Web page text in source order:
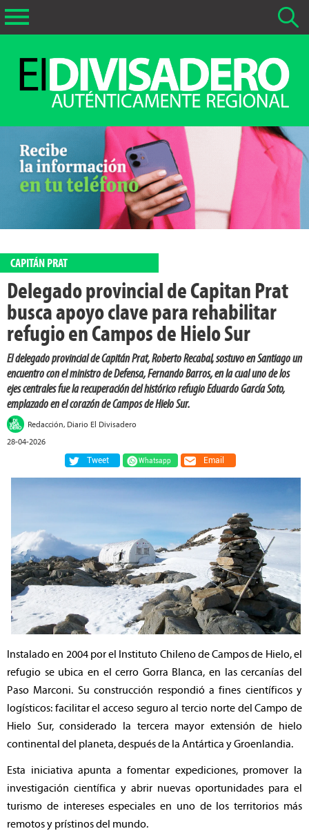
La fecha más antigua por defecto que se buscará es 01-02-
Buscar notas anteriores a 01-02-2026
CAPITÁN PRAT
Delegado provincial de Capitan Prat
busca apoyo clave para rehabilitar
refugio en Campos de Hielo Sur
El delegado provincial de Capitán Prat, Roberto Recabal, sostuvo en Santiago un
encuentro con el ministro de Defensa, Fernando Barros, en la cual uno de los
ejes centrales fue la recuperación del histórico refugio Eduardo García Soto,
emplazado en el corazón de Campos de Hielo Sur.
Redacción, Diario El Divisadero
28-04-2026
Tweet
Whatsapp Email
Instalado en 2004 por el Instituto Chileno de Campos de Hielo, el
refugio se ubica en el cerro Gorra Blanca, en las cercanías del
Paso Marconi. Su construcción respondió a fines científicos y
logísticos: facilitar el acceso seguro al tercio norte del Campo de
Hielo Sur, considerado la tercera mayor extensión de hielo
continental del planeta, después de la Antártica y Groenlandia.
Esta iniciativa apunta a fomentar expediciones, promover la
investigación científica y abrir nuevas oportunidades para el
turismo de intereses especiales en uno de los territorios más
remotos y prístinos del mundo.